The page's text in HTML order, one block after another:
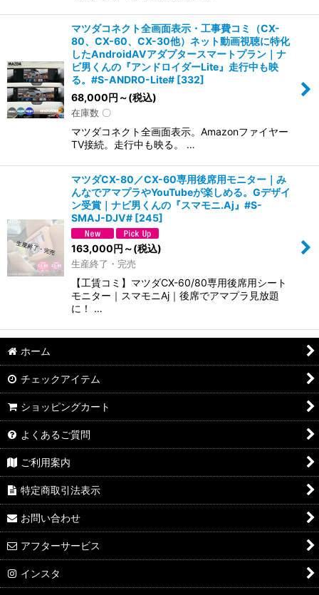
マツダコネクト全画面表示・工事費コミ（CX-
80、CX-60、CX-30他）ネット動画視聴に特化
したAndroidAVアダプタースマートプラン｜ナ
ビ男くんの『アンドロイダーLite』走行中も映
る。#S-ANDRO-Lite# [332]
68,000円 ～(税込)
在庫数 〇
マツダコネクト全画面表示。Amazonファイヤー
TV接続。走行中も映る。 …
マツダCX-80／CX-60専用後席用モニター｜み
んなでアマプラやYouTubeが楽しめる。Gデザイ
ン受賞｜ナビ男くんの『スマモニ.Aj』#S-
SMAJ-DJV# [245]
163,000円 ～(税込)
生産終了・完売
【工賃コミ】マツダCX-60/80専用後席用シート
モニター｜スマモニAj｜後席でアマプラ見放題
に！ …
ホーム
チェックアイテム
ショッピングカート
よくあるご質問
ご利用案内
特定商取引法表示
お問い合わせ
アフターサービス
インスタ